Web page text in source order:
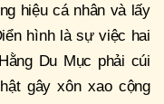
hiệu cá nhân và lấy
hình là sự việc hai
Du Mục phải cúi
gây xôn xao cộng